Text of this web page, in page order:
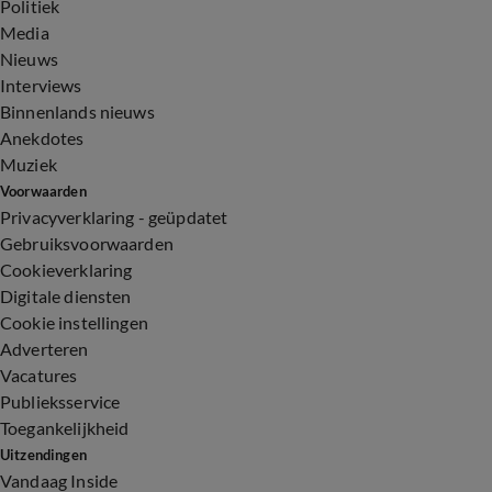
Politiek
Media
Nieuws
Interviews
Binnenlands nieuws
Anekdotes
Muziek
Voorwaarden
Privacyverklaring - geüpdatet
Gebruiksvoorwaarden
Cookieverklaring
Digitale diensten
Cookie instellingen
Adverteren
Vacatures
Publieksservice
Toegankelijkheid
Uitzendingen
Vandaag Inside